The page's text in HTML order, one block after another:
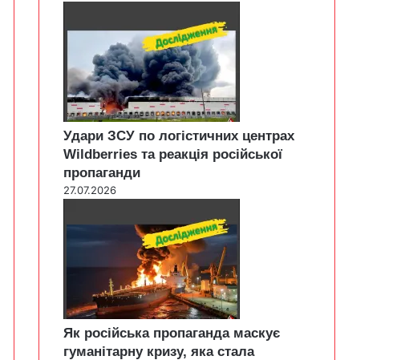
Удари ЗСУ по логістичних центрах
Wildberries та реакція російської
пропаганди
27.07.2026
Як російська пропаганда маскує
гуманітарну кризу, яка стала